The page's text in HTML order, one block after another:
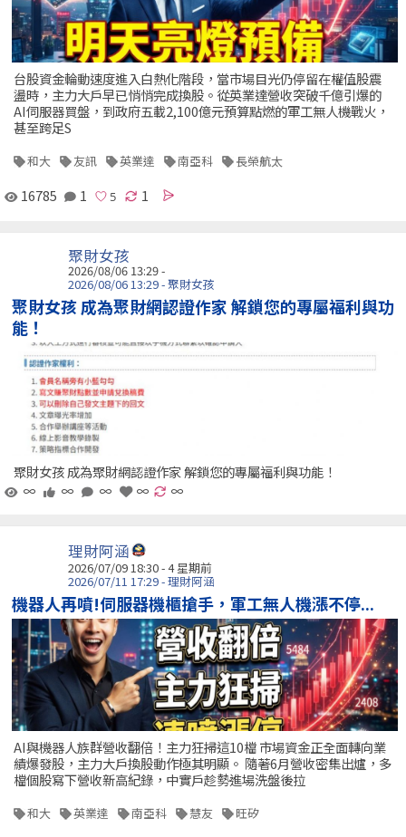
台股資金輪動速度進入白熱化階段，當市場目光仍停留在權值股震
盪時，主力大戶早已悄悄完成換股。從英業達營收突破千億引爆的
AI伺服器買盤，到政府五載2,100億元預算點燃的軍工無人機戰火，
甚至跨足S
和大 友訊 英業達 南亞科 長榮航太
16785 1 1
聚財女孩
2026/08/06 13:29 -
2026/08/06 13:29 - 聚財女孩
聚財女孩 成為聚財網認證作家 解鎖您的專屬福利與功
能！
聚財女孩 成為聚財網認證作家 解鎖您的專屬福利與功能！
∞
∞ ∞ ∞ ∞
理財阿涵
2026/07/09 18:30 - 4 星期前
2026/07/11 17:29 - 理財阿涵
機器人再噴!伺服器機櫃搶手，軍工無人機漲不停...
AI與機器人族群營收翻倍！主力狂掃這10檔 市場資金正全面轉向業
績爆發股，主力大戶換股動作極其明顯。 隨著6月營收密集出爐，多
檔個股寫下營收新高紀錄，中實戶趁勢進場洗盤後拉
和大 英業達 南亞科 慧友 旺矽